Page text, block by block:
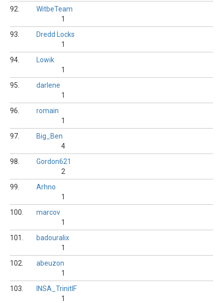
92.
WitbeTeam
1
93.
Dredd Locks
1
94.
Lowik
1
95.
darlene
1
96.
romain
1
97.
Big_Ben
4
98.
Gordon621
2
99.
Arhno
1
100.
marcov
1
101.
badouralix
1
102.
abeuzon
1
103.
INSA_TrinitIF
1